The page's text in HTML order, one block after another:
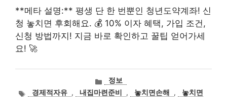
**메타 설명:** 평생 단 한 번뿐인 청년도약계좌! 신
청 놓치면 후회해요. 💰 10% 이자 혜택, 가입 조건,
신청 방법까지! 지금 바로 확인하고 꿀팁 얻어가세
요! 🚀
카
테
정보
태경제적자유 , 내집마련준비 , 놓치면손해 ,
놓치면